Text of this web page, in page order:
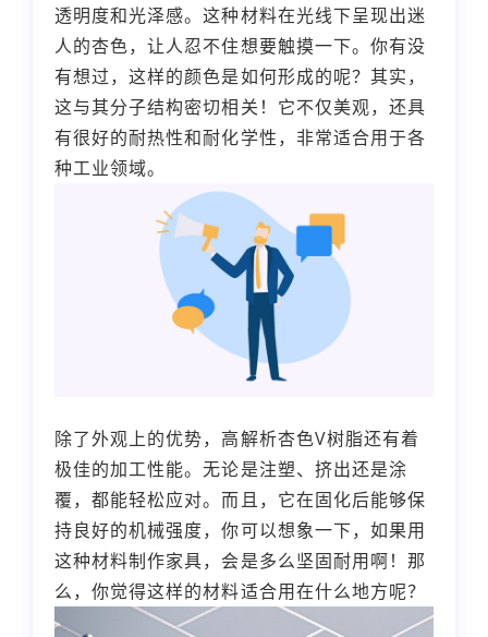
透明度和光泽感。这种材料在光线下呈现出迷
人的杏色，让人忍不住想要触摸一下。你有没
有想过，这样的颜色是如何形成的呢？其实，
这与其分子结构密切相关！它不仅美观，还具
有很好的耐热性和耐化学性，非常适合用于各
种工业领域。
除了外观上的优势，高解析杏色V树脂还有着
极佳的加工性能。无论是注塑、挤出还是涂
覆，都能轻松应对。而且，它在固化后能够保
持良好的机械强度，你可以想象一下，如果用
这种材料制作家具，会是多么坚固耐用啊！那
么，你觉得这样的材料适合用在什么地方呢？